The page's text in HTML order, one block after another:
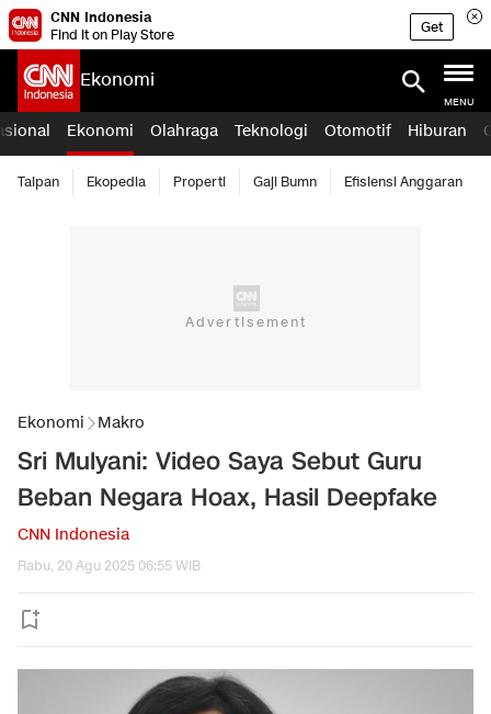
CNN Indonesia
Find it on Play Store
Get
Ekonomi
MENU
Ekonomi Olahraga Teknologi Otomotif Hiburan
Taipan Ekopedia Properti Gaji Bumn Efisiensi Anggaran
Ekonomi Makro
Sri Mulyani: Video Saya Sebut Guru
Beban Negara Hoax, Hasil Deepfake
CNN Indonesia
Rabu, 20 Agu 2025 06:55 WIB